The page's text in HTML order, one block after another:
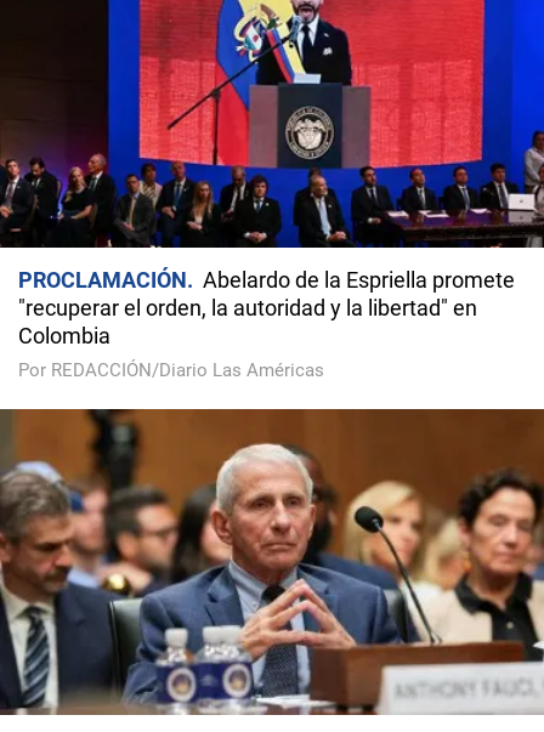
PROCLAMACIÓN
Abelardo de la Espriella promete
"recuperar el orden, la autoridad y la libertad" en
Colombia
Por REDACCIÓN/Diario Las Américas